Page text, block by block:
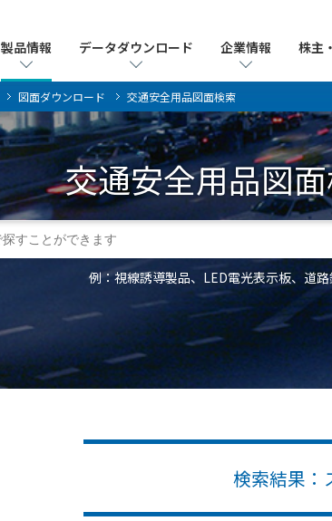
製品情報 データダウンロード 企業情報 株主
製品情報 データダウンロード 企業情報 株主
図面ダウンロード 交通安全用品図面検索
交通安全用品図
例：視線誘導製品、LED電光表示板、道
検索結果：